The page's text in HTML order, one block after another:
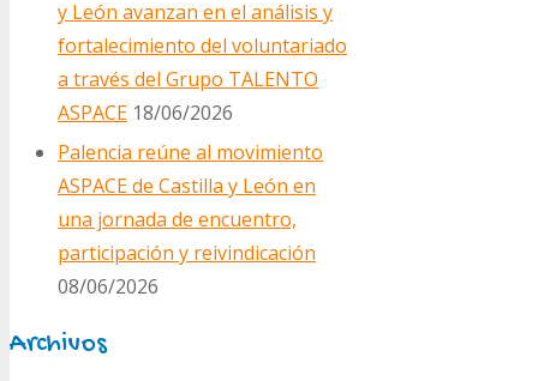
y León avanzan en el análisis y
fortalecimiento del voluntariado
a través del Grupo TALENTO
ASPACE 18/06/2026
Palencia reúne al movimiento
ASPACE de Castilla y León en
una jornada de encuentro,
participación y reivindicación
08/06/2026
Archivos